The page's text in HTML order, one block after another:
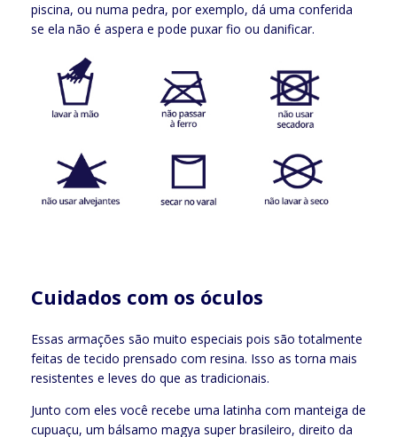
piscina, ou numa pedra, por exemplo, dá uma conferida
se ela não é aspera e pode puxar fio ou danificar.
Cuidados com os óculos
Essas armações são muito especiais pois são totalmente
feitas de tecido prensado com resina. Isso as torna mais
resistentes e leves do que as tradicionais.
Junto com eles você recebe uma latinha com manteiga de
cupuaçu, um bálsamo magya super brasileiro, direito da